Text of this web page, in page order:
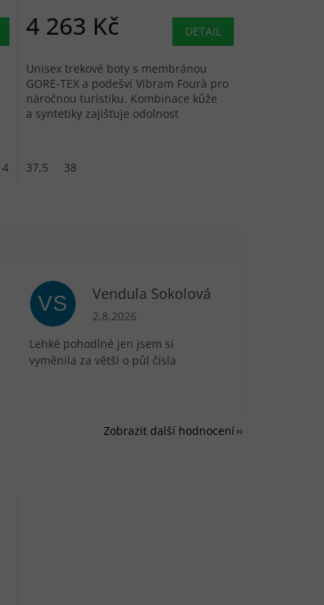
48 49 1/3
46 48
4 263 Kč DETAIL
Unisex trekové boty s membránou
GORE-TEX a podešví Vibram Fourà pro
náročnou turistiku. Kombinace kůže
a syntetiky zajišťuje odolnost
37,5 38
5 hvězdiček.
VS Vendula Sokolová
Hodnocení obchodu je 5 z 5 hvězdiček.
2.8.2026
Lehké pohodlné jen jsem si
vyměnila za větší o půl čísla
Zobrazit další hodnocení